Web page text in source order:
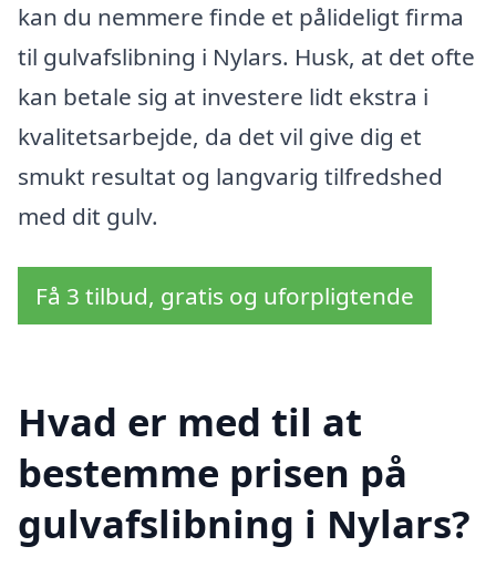
kan du nemmere finde et pålideligt firma
til gulvafslibning i Nylars. Husk, at det ofte
kan betale sig at investere lidt ekstra i
kvalitetsarbejde, da det vil give dig et
smukt resultat og langvarig tilfredshed
med dit gulv.
Få 3 tilbud, gratis og uforpligtende
Hvad er med til at
bestemme prisen på
gulvafslibning i Nylars?